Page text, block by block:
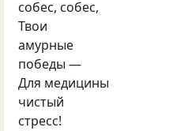
собес, собес,
Твои
амурные
победы —
Для медицины
чистый
стресс!